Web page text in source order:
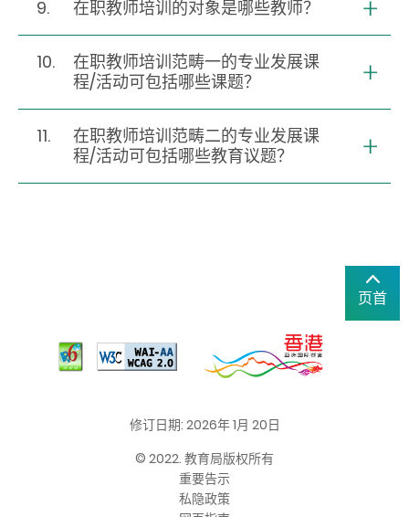
9. 在职教师培训的对象是哪些教师？
10.
在职教师培训范畴一的专业发展课
程/活动可包括哪些课题？
11.
在职教师培训范畴二的专业发展课
程/活动可包括哪些教育议题？
页首
修订日期: 2026年 1月 20日
© 2022. 教育局版权所有
重要告示
私隐政策